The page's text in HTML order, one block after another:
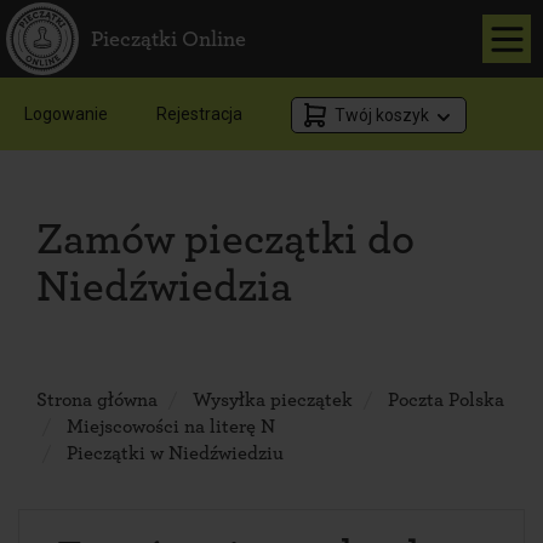
Pieczątki Online
Logowanie Rejestracja Twój koszyk
Zamów pieczątki do
Niedźwiedzia
Strona główna Wysyłka pieczątek
Poczta Polska
Miejscowości na literę N
Pieczątki w Niedźwiedziu